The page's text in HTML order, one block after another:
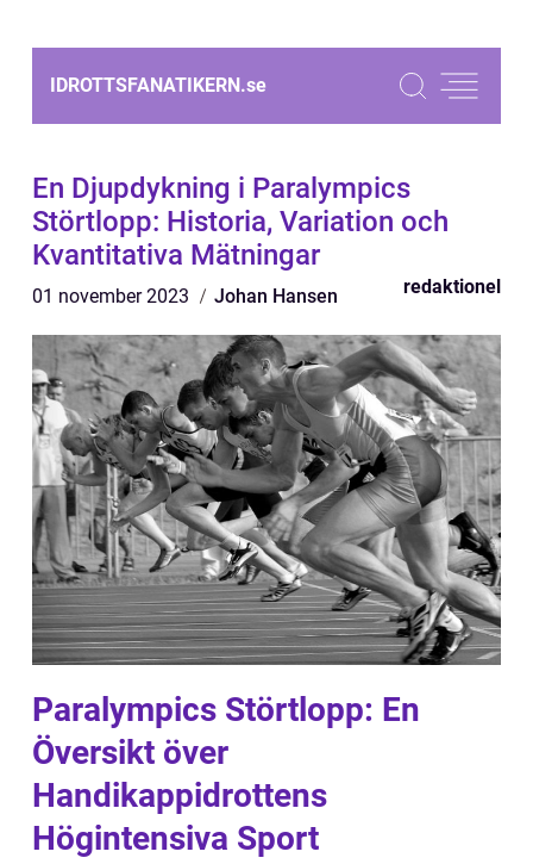
IDROTTSFANATIKERN.se
En Djupdykning i Paralympics
Störtlopp: Historia, Variation och
Kvantitativa Mätningar
01 november 2023 Johan Hansen redaktionel
Paralympics Störtlopp: En
Översikt över
Handikappidrottens
Högintensiva Sport